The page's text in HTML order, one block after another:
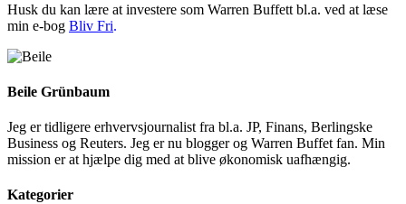
Husk du kan lære at investere som Warren Buffett bl.a. ved at læse
min e-bog Bliv Fri.
Beile Grünbaum
Jeg er tidligere erhvervsjournalist fra bl.a. JP, Finans, Berlingske
Business og Reuters. Jeg er nu blogger og Warren Buffet fan. Min
mission er at hjælpe dig med at blive økonomisk uafhængig.
Kategorier